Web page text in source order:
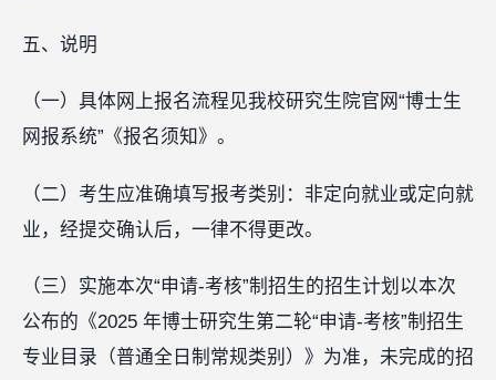
五、说明
（一）具体网上报名流程见我校研究生院官网“博士生
网报系统”《报名须知》。
（二）考生应准确填写报考类别：非定向就业或定向就
业，经提交确认后，一律不得更改。
（三）实施本次“申请-考核”制招生的招生计划以本次
公布的《2025 年博士研究生第二轮“申请-考核”制招生
专业目录（普通全日制常规类别）》为准，未完成的招